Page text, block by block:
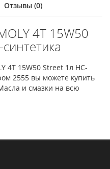
Отзывы (0)
4T 15W50
4T 15W50 Street 1л HC-
2555 вы можете купить
и смазки на всю